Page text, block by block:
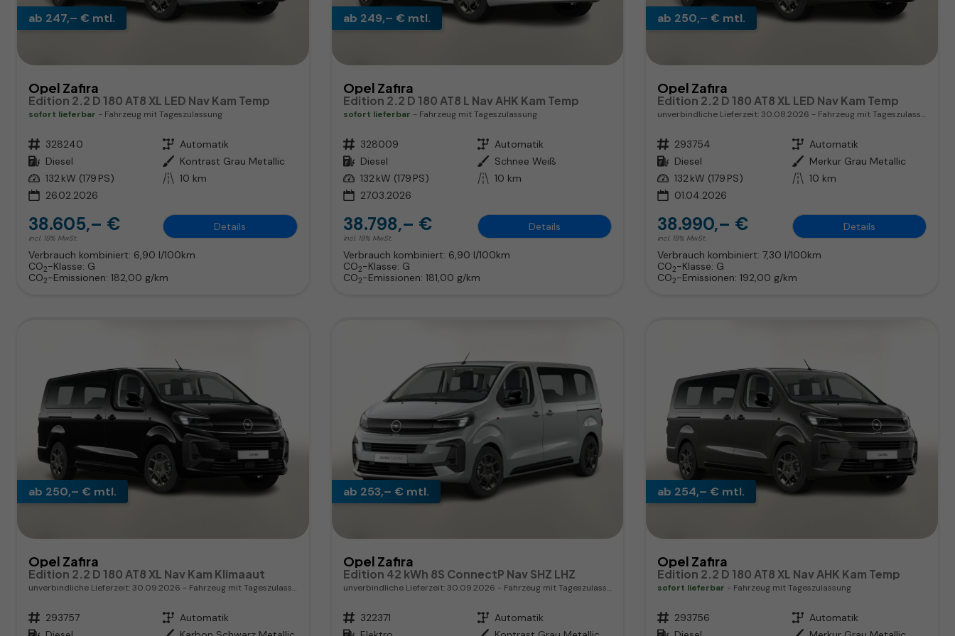
ab 247,– € mtl.
Opel Zafira
Edition 2.2 D 180 AT8 XL LED Nav Kam Temp
sofort lieferbar Fahrzeug mit Tageszulassung
Fahrzeugnr. 328240 Getriebe Automatik
Kraftstoff Diesel Außenfarbe Kontrast Grau Metallic
Leistung 132 kW (179 PS) Kilometerstand 10 km
26.02.2026
38.605,– €
incl. 19% MwSt.
Details
Verbrauch kombiniert: 6,90 l/100km
CO2-Klasse: G
CO2-Emissionen: 182,00 g/km
ab 249,– € mtl.
Opel Zafira
Edition 2.2 D 180 AT8 L Nav AHK Kam Temp
sofort lieferbar Fahrzeug mit Tageszulassung
Fahrzeugnr. 328009 Getriebe Automatik
Kraftstoff Diesel Außenfarbe Schnee Weiß
Leistung 132 kW (179 PS) Kilometerstand 10 km
27.03.2026
38.798,– €
incl. 19% MwSt.
Details
Verbrauch kombiniert: 6,90 l/100km
CO2-Klasse: G
CO2-Emissionen: 181,00 g/km
ab 250,– € mtl.
Opel Zafira
Edition 2.2 D 180 AT8 XL LED Nav Kam Temp
unverbindliche Lieferzeit:30.08.2026 Fahrzeug mit Tageszulassung
Fahrzeugnr. 293754 Getriebe Automatik
Kraftstoff Diesel Außenfarbe Merkur Grau Metallic
Leistung 132 kW (179 PS) Kilometerstand 10 km
01.04.2026
38.990,– €
incl. 19% MwSt.
Details
Verbrauch kombiniert:7,30 l/100km
CO2-Klasse: G
CO2-Emissionen:192,00 g/km
ab 250,– € mtl.
Opel Zafira
Edition 2.2 D 180 AT8 XL Nav Kam Klimaaut
unverbindliche Lieferzeit:30.09.2026 Fahrzeug mit Tageszulassung
Fahrzeugnr. 293757 Getriebe Automatik
ab 253,– € mtl.
Opel Zafira
Edition 42 kWh 8S ConnectP Nav SHZ LHZ
unverbindliche Lieferzeit:30.09.2026 Fahrzeug mit Tageszulassung
Fahrzeugnr. 322371 Getriebe Automatik
ab 254,– € mtl.
Opel Zafira
Edition 2.2 D 180 AT8 XL Nav AHK Kam Temp
sofort lieferbar Fahrzeug mit Tageszulassung
Fahrzeugnr. 293756 Getriebe Automatik